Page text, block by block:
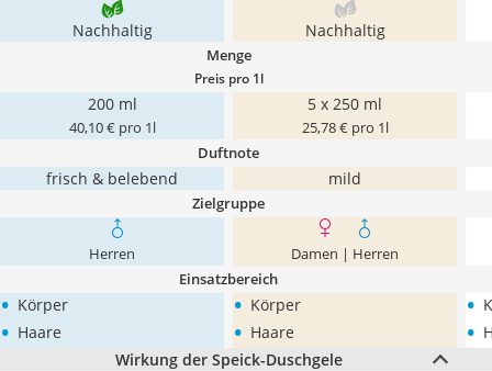
Nachhaltig Nachhaltig
Menge
Preis pro 1l
200 ml
40,10 € pro 1l
5 x 250 ml
25,78 € pro 1l
Duftnote
frisch & belebend mild
Zielgruppe
Herren Damen | Herren
Einsatzbereich
• Körper
• Haare
• Körper
• Haare
•
•
Wirkung der Speick-Duschgele